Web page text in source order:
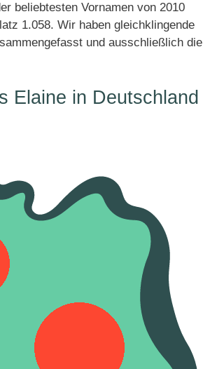
beliebtesten Vornamen von 2010
1.058. Wir haben gleichklingende
und ausschließlich die
Elaine in Deutschland